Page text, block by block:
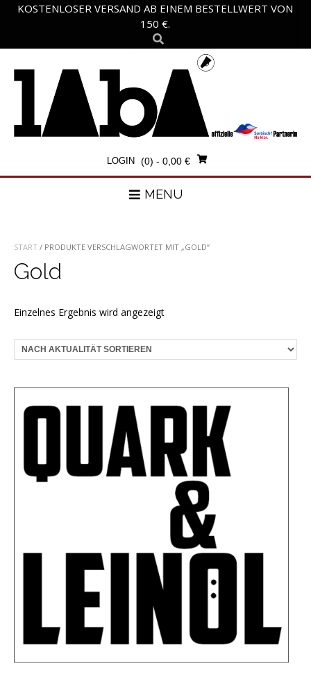
KOSTENLOSER VERSAND AB EINEM BESTELLWERT VON
150 €.
LOGIN (0) - 0,00 €
MENU
START / PRODUKTE VERSCHLAGWORTET MIT „GOLD“
Gold
Einzelnes Ergebnis wird angezeigt